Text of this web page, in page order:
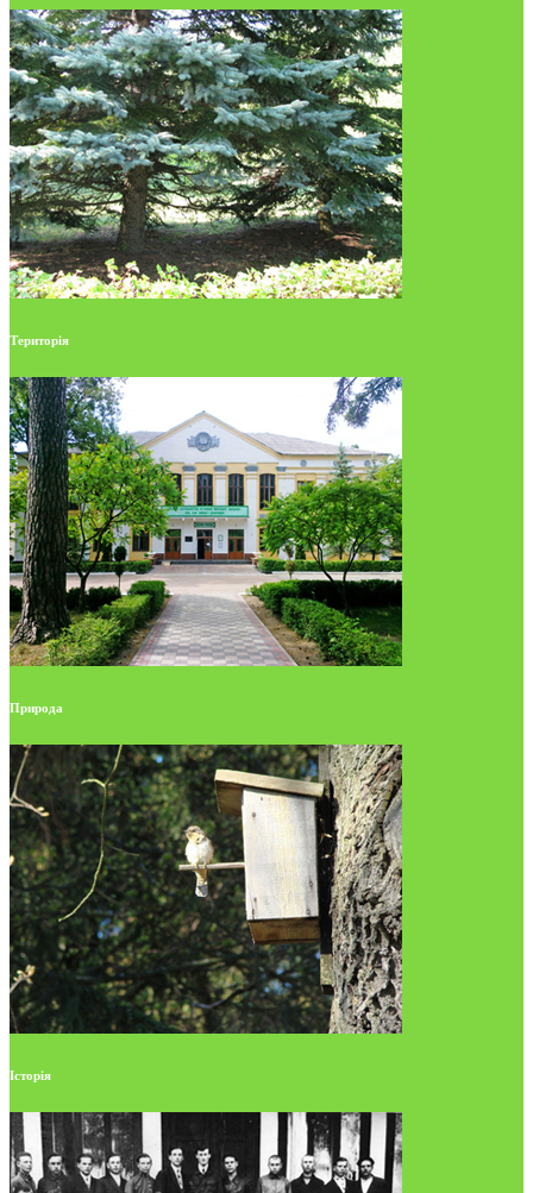
Територія
Природа
Історія